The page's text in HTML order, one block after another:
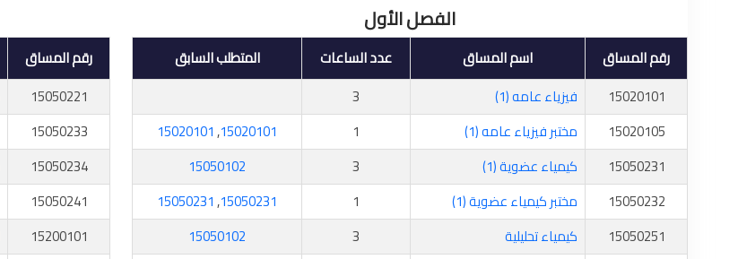
الفصل الأول
رقم المساق اسم المساق عدد الساعات
المتطلب السابق
15020101
فيزياء عامه (1)
3
15020105
مختبر فيزياء عامه (1) 1
15020101
,
15020101
15050231
كيمياء عضوية (1) 3
15050102
15050232
مختبر كيمياء عضوية (1) 1
15050231
,
15050231
15050251
كيمياء تحليلية 3
15050102
رقم المساق
15050221
15050233
15050234
15050241
15200101